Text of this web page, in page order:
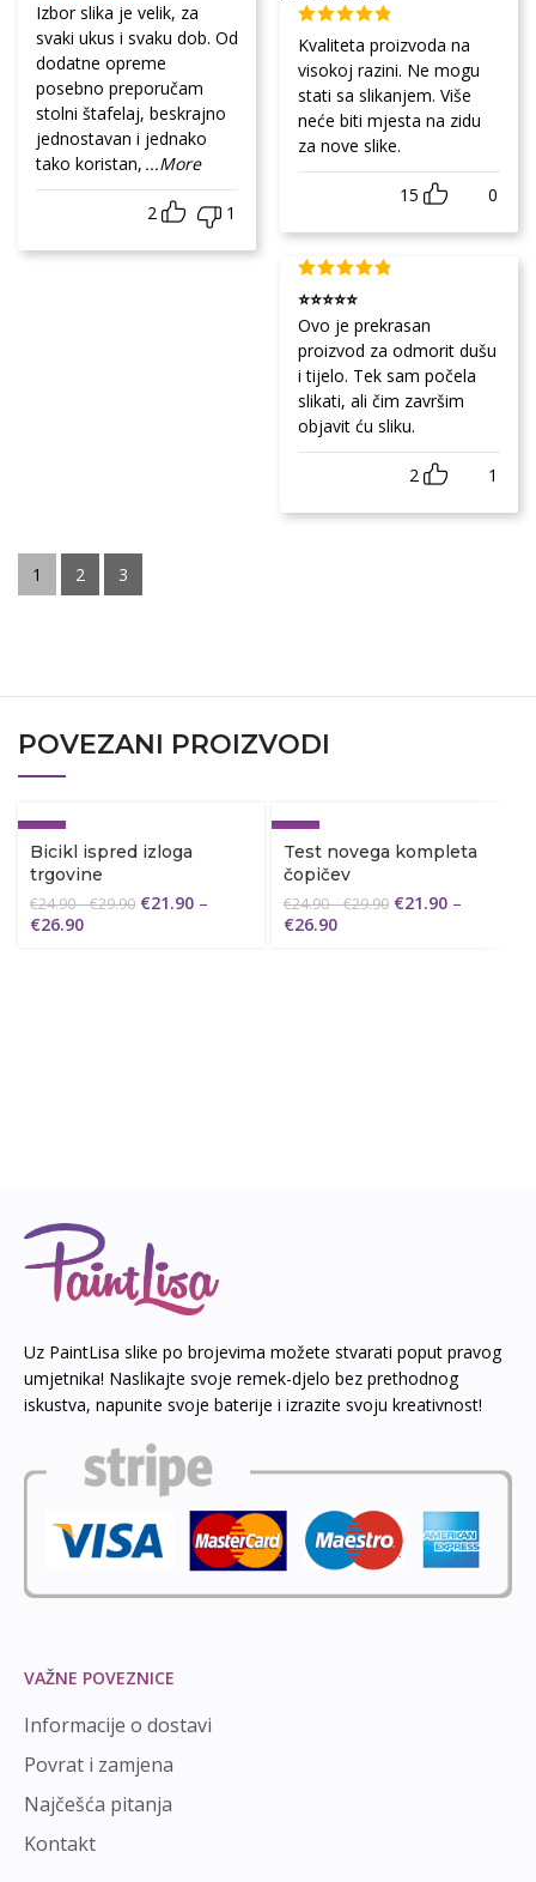
Izbor slika je velik, za
svaki ukus i svaku dob. Od
dodatne opreme
posebno preporučam
stolni štafelaj, beskrajno
jednostavan i jednako
tako koristan, ...More
2 1
Kvaliteta proizvoda na
visokoj razini. Ne mogu
stati sa slikanjem. Više
neće biti mjesta na zidu
za nove slike.
15 0
⭐⭐⭐⭐⭐
Ovo je prekrasan
proizvod za odmorit dušu
i tijelo. Tek sam počela
slikati, ali čim završim
objavit ću sliku.
2 1
1 2 3
POVEZANI PROIZVODI
-12%
Bicikl ispred izloga
trgovine
€24.90–€29.90 €21.90 –
€26.90
-12%
Test novega kompleta
čopičev
€24.90–€29.90 €21.90 –
€26.90
Uz PaintLisa slike po brojevima možete stvarati poput pravog
umjetnika! Naslikajte svoje remek-djelo bez prethodnog
iskustva, napunite svoje baterije i izrazite svoju kreativnost!
VAŽNE POVEZNICE
Informacije o dostavi
Povrat i zamjena
Najčešća pitanja
Kontakt